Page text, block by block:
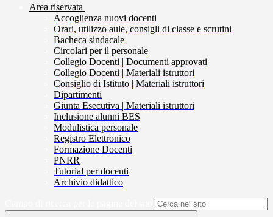
Area riservata
Accoglienza nuovi docenti
Orari, utilizzo aule, consigli di classe e scrutini
Bacheca sindacale
Circolari per il personale
Collegio Docenti | Documenti approvati
Collegio Docenti | Materiali istruttori
Consiglio di Istituto | Materiali istruttori
Dipartimenti
Giunta Esecutiva | Materiali istruttori
Inclusione alunni BES
Modulistica personale
Registro Elettronico
Formazione Docenti
PNRR
Tutorial per docenti
Archivio didattico